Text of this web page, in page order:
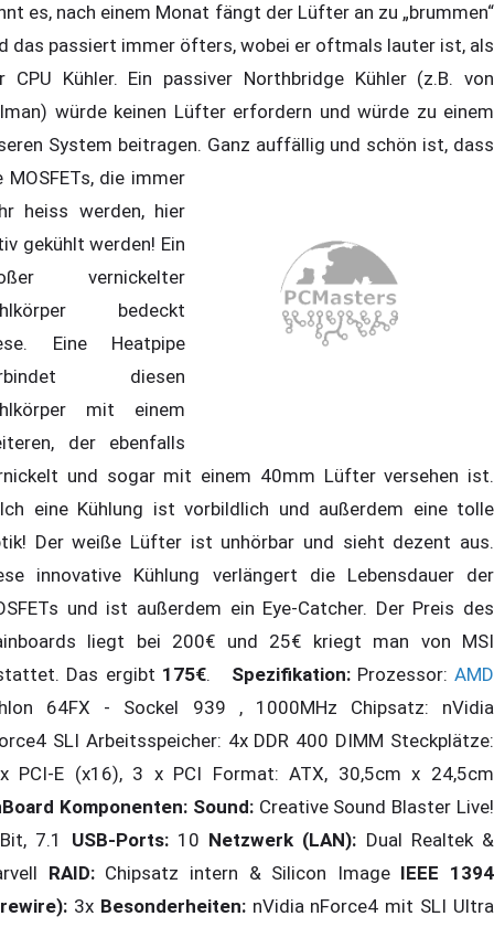
es, nach einem Monat fängt der Lüfter an zu „brummen“
das passiert immer öfters, wobei er oftmals lauter ist, als
CPU Kühler. Ein passiver Northbridge Kühler (z.B. von
würde keinen Lüfter erfordern und würde zu einem
System beitragen. Ganz auffällig und schön ist, dass
MOSFETs, die immer
heiss werden, hier
gekühlt werden! Ein
vernickelter
bedeckt
Eine Heatpipe
diesen
mit einem
der ebenfalls
und sogar mit einem 40mm Lüfter versehen ist.
eine Kühlung ist vorbildlich und außerdem eine tolle
Der weiße Lüfter ist unhörbar und sieht dezent aus.
innovative Kühlung verlängert die Lebensdauer der
und ist außerdem ein Eye-Catcher. Der Preis des
liegt bei 200€ und 25€ kriegt man von MSI
Das ergibt 175€. Spezifikation:Prozessor: AMD
64FX - Sockel 939 , 1000MHz Chipsatz: nVidia
SLI Arbeitsspeicher: 4x DDR 400 DIMM Steckplätze:
PCI-E (x16), 3 x PCI Format: ATX, 30,5cm x 24,5cm
Komponenten: Sound:Creative Sound Blaster Live!
7.1 USB-Ports:10 Netzwerk (LAN): Dual Realtek &
RAID:Chipsatz intern & Silicon Image IEEE 1394
3x Besonderheiten:nVidia nForce4 mit SLI Ultra